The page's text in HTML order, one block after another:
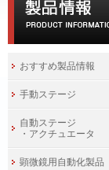
おすすめ製品情報
手動ステージ
自動ステージ
・アクチュエータ
顕微鏡用自動化製品